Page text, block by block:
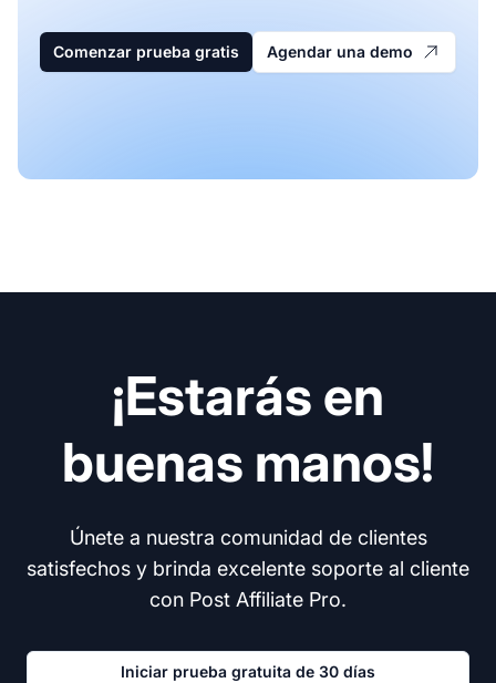
Comenzar prueba gratis Agendar una demo
¡Estarás en
buenas manos!
Únete a nuestra comunidad de clientes
satisfechos y brinda excelente soporte al cliente
con Post Affiliate Pro.
Iniciar prueba gratuita de 30 días